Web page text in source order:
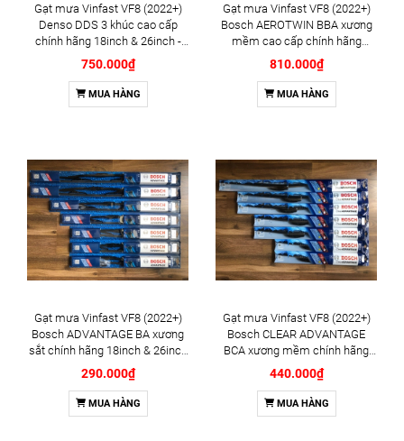
Gạt mưa Vinfast VF8 (2022+)
Denso DDS 3 khúc cao cấp
chính hãng 18inch & 26inch -
Bộ 2 cái
750.000₫
MUA HÀNG
Gạt mưa Vinfast VF8 (2022+)
Bosch AEROTWIN BBA xương
mềm cao cấp chính hãng
18inch & 26inch - Bộ 2 cái
810.000₫
MUA HÀNG
Gạt mưa Vinfast VF8 (2022+)
Bosch ADVANTAGE BA xương
sắt chính hãng 18inch & 26inch
- Bộ 2 cái
290.000₫
MUA HÀNG
Gạt mưa Vinfast VF8 (2022+)
Bosch CLEAR ADVANTAGE
BCA xương mềm chính hãng
18inch & 26inch - Bộ 2 cái
440.000₫
MUA HÀNG